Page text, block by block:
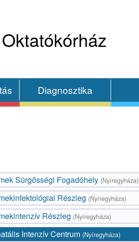
Diagnosztika
Sürgősségi Fogadóhely (Nyíregyháza)
Részleg (Nyíregyháza)
Részleg (Nyíregyháza)
Intenzív Centrum (Nyíregyháza)